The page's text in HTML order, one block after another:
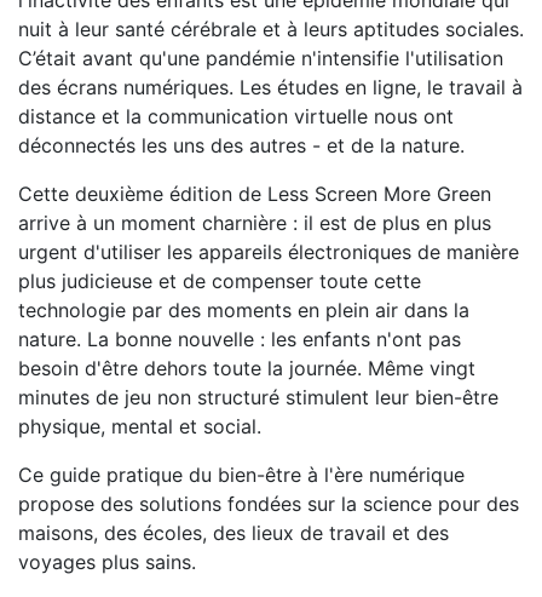
nuit à leur santé cérébrale et à leurs aptitudes sociales.
C’était avant qu'une pandémie n'intensifie l'utilisation
des écrans numériques. Les études en ligne, le travail à
distance et la communication virtuelle nous ont
déconnectés les uns des autres - et de la nature.
Cette deuxième édition de Less Screen More Green
arrive à un moment charnière : il est de plus en plus
urgent d'utiliser les appareils électroniques de manière
plus judicieuse et de compenser toute cette
technologie par des moments en plein air dans la
nature. La bonne nouvelle : les enfants n'ont pas
besoin d'être dehors toute la journée. Même vingt
minutes de jeu non structuré stimulent leur bien-être
physique, mental et social.
Ce guide pratique du bien-être à l'ère numérique
propose des solutions fondées sur la science pour des
maisons, des écoles, des lieux de travail et des
voyages plus sains.